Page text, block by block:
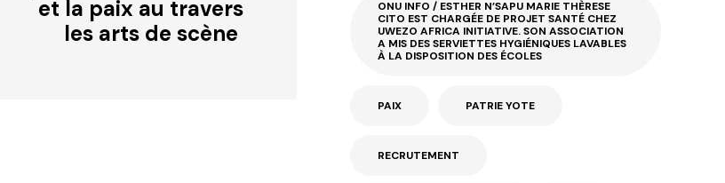
et la paix au travers
les arts de scène
ONU INFO / ESTHER N’SAPU MARIE THÈRESE
CITO EST CHARGÉE DE PROJET SANTÉ CHEZ
UWEZO AFRICA INITIATIVE. SON ASSOCIATION
A MIS DES SERVIETTES HYGIÉNIQUES LAVABLES
À LA DISPOSITION DES ÉCOLES
PAIX PATRIE YOTE
RECRUTEMENT